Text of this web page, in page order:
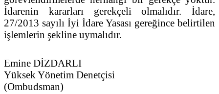
İdarenin kararları gerekçeli olmalıdır. İdare,
27/2013 sayılı İyi İdare Yasası gereğince belirtilen
işlemlerin şekline uymalıdır.
Emine DİZDARLI
Yüksek Yönetim Denetçisi
(Ombudsman)